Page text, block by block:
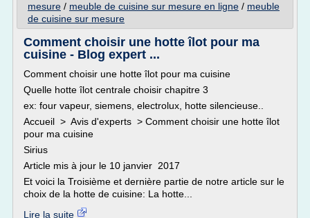
mesure / meuble de cuisine sur mesure en ligne / meuble
de cuisine sur mesure
Comment choisir une hotte îlot pour ma
cuisine - Blog expert ...
Comment choisir une hotte îlot pour ma cuisine
Quelle hotte îlot centrale choisir chapitre 3
ex: four vapeur, siemens, electrolux, hotte silencieuse..
Accueil > Avis d'experts > Comment choisir une hotte îlot
pour ma cuisine
Sirius
Article mis à jour le 10 janvier 2017
Et voici la Troisième et dernière partie de notre article sur le
choix de la hotte de cuisine: La hotte...
Lire la suite